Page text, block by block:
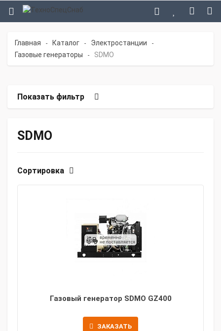
Главная - Каталог - Электростанции -
Газовые генераторы - SDMO
Показать фильтр
SDMO
Сортировка
Газовый генератор SDMO GZ400
ЗАКАЗАТЬ